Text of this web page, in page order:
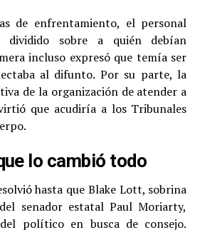
de enfrentamiento, el personal
dividido sobre a quién debían
incluso expresó que temía ser
al difunto. Por su parte, la
de la organización de atender a
que acudiría a los Tribunales
lo cambió todo
hasta que Blake Lott, sobrina
senador estatal Paul Moriarty,
político en busca de consejo.